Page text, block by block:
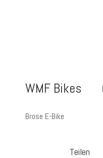
WMF Bikes
Brose E-Bike
Teilen